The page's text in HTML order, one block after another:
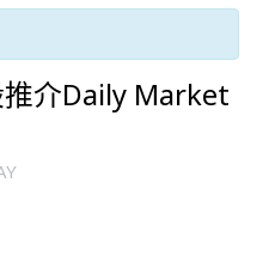
介Daily Market